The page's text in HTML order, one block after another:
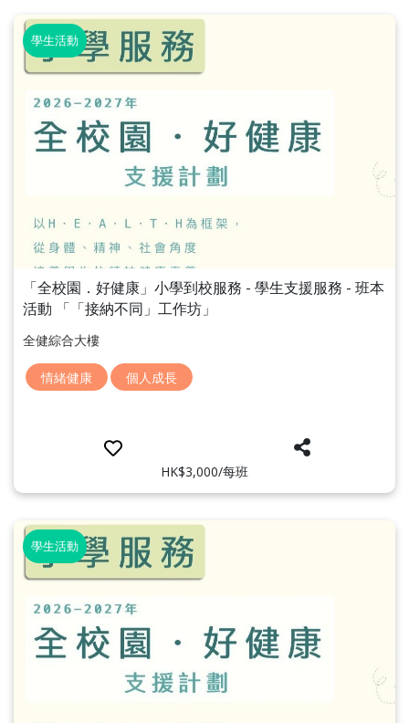
學生活動
「全校園．好健康」小學到校服務 - 學生支援服務 - 班本
活動 「「接納不同」工作坊」
全健綜合大樓
情緒健康 個人成長
HK$3,000/每班
學生活動